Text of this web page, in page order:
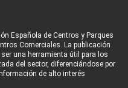
Española de Centros y Parques
Comerciales. La publicación
una herramienta útil para los
del sector, diferenciándose por
de alto interés